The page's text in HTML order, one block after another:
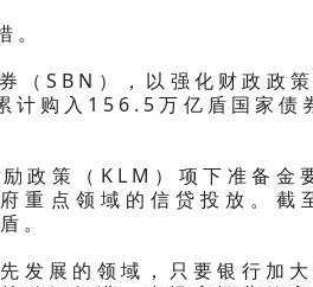
。
（SBN），以强化财政政
计购入156.5万亿盾国家债
政策（KLM）项下准备金
重点领域的信贷投放。截
。
发展的领域，只要银行加